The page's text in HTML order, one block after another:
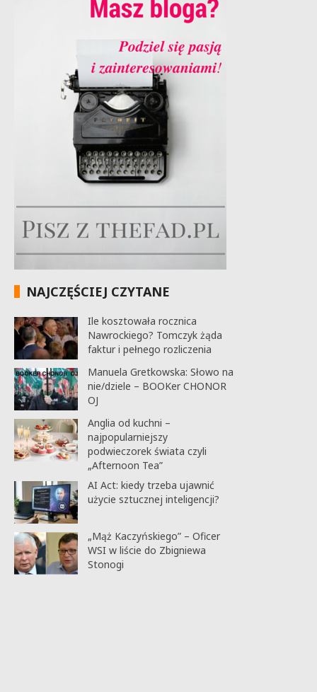
NAJCZĘŚCIEJ CZYTANE
Ile kosztowała rocznica
Nawrockiego? Tomczyk żąda
faktur i pełnego rozliczenia
Manuela Gretkowska: Słowo na
nie/dziele – BOOKer CHONOR
OJ
Anglia od kuchni –
najpopularniejszy
podwieczorek świata czyli
„Afternoon Tea”
AI Act: kiedy trzeba ujawnić
użycie sztucznej inteligencji?
„Mąż Kaczyńskiego” – Oficer
WSI w liście do Zbigniewa
Stonogi